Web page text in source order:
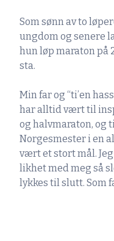
Som sønn av to
ungdom og senere
hun løp maraton på
sta.
Min far og “ti’en
har alltid vært til
og halvmaraton, og
Norgesmester i en
vært et stort mål.
likhet med meg så
lykkes til slutt. Som